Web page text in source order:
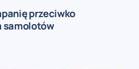
przeciwko
samolotów